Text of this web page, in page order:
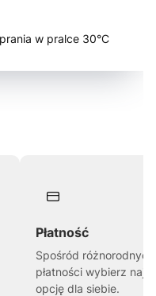
w pralce 30°C
Płatność
Spośród
płatności wybierz
opcję dla siebie.